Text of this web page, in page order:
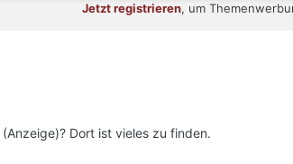
Jetzt registrieren, um
(Anzeige)? Dort ist vieles zu finden.